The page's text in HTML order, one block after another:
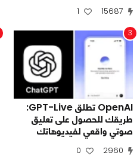
15687
1
3
OpenAI تطلق GPT-Live:
طريقك للحصول على تعليق
صوتي واقعي لفيديوهاتك
2960
0